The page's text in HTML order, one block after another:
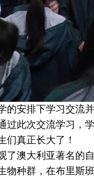
的安排下学习交流
过此次交流学习，
们真正长大了！
了澳大利亚著名的
物种群，在布里斯